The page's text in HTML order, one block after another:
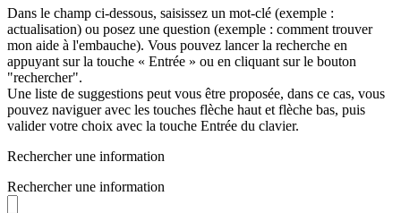
Dans le champ ci-dessous, saisissez un mot-clé (exemple :
actualisation) ou posez une question (exemple : comment trouver
mon aide à l'embauche). Vous pouvez lancer la recherche en
appuyant sur la touche « Entrée » ou en cliquant sur le bouton
"rechercher".
Une liste de suggestions peut vous être proposée, dans ce cas, vous
pouvez naviguer avec les touches flèche haut et flèche bas, puis
valider votre choix avec la touche Entrée du clavier.
Rechercher une information
Rechercher une information